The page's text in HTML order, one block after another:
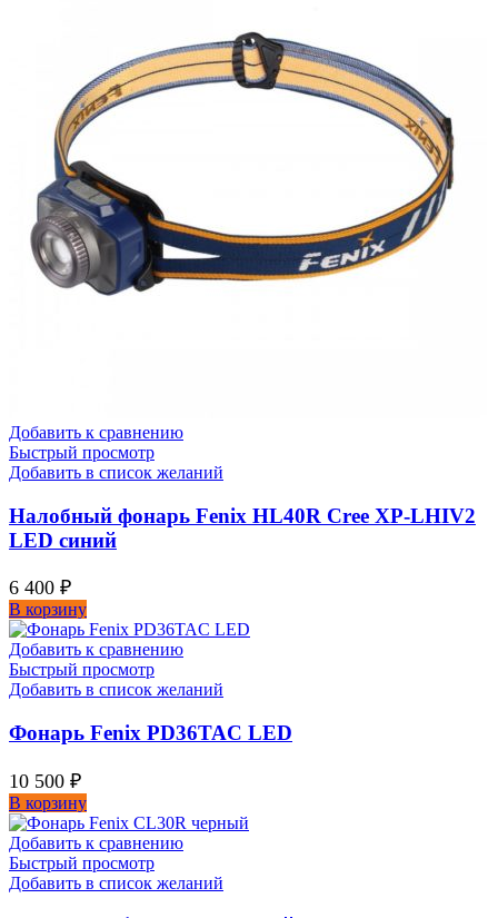
Добавить к сравнению
Быстрый просмотр
Добавить в список желаний
Налобный фонарь Fenix HL40R Cree XP-LHIV2
LED синий
6 400 ₽
В корзину
Добавить к сравнению
Быстрый просмотр
Добавить в список желаний
Фонарь Fenix PD36TAC LED
10 500 ₽
В корзину
Добавить к сравнению
Быстрый просмотр
Добавить в список желаний